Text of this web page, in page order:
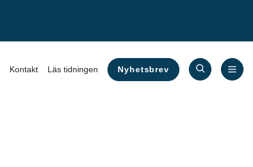
Kontakt Läs tidningen Nyhetsbrev